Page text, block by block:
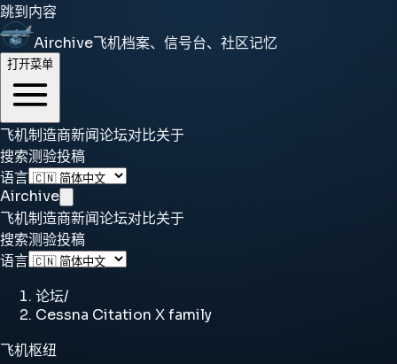
跳到内容
Airchive飞机档案、信号台、社区记忆
打开菜单
飞机制造商新闻论坛对比关于
搜索测验投稿
语言
Airchive
飞机制造商新闻论坛对比关于
搜索测验投稿
语言
论坛/
Cessna Citation X family
飞机枢纽